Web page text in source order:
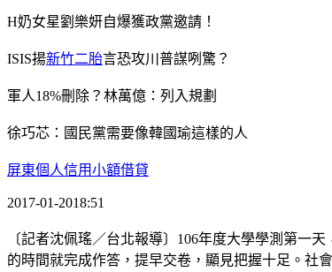
H奶女星劉樂妍自爆獲政黨邀請！
ISIS揚新竹二胎言恐攻川普謀咧驚？
軍人18%刪除？林萬億：列入規劃
徐巧芯：國民黨需要像韓國瑜這樣的人
屏東個人信用小額借貸
2017-01-2018:51
〔記者沈佩瑤／台北報導〕106年度大學學測第一
的時間就完成作答，提早交卷，顯見把握十足。社